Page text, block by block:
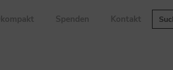
Spenden Kontakt